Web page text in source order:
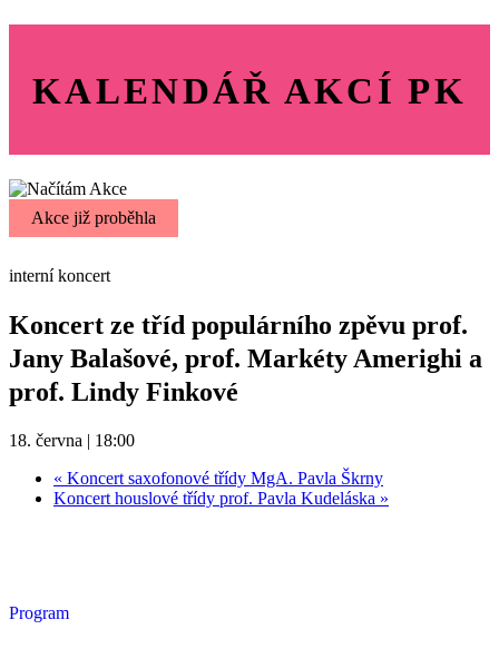
KALENDÁŘ AKCÍ PK
Akce již proběhla
interní koncert
Koncert ze tříd populárního zpěvu prof.
Jany Balašové, prof. Markéty Amerighi a
prof. Lindy Finkové
18. června | 18:00
« Koncert saxofonové třídy MgA. Pavla Škrny
Koncert houslové třídy prof. Pavla Kudeláska »
Program